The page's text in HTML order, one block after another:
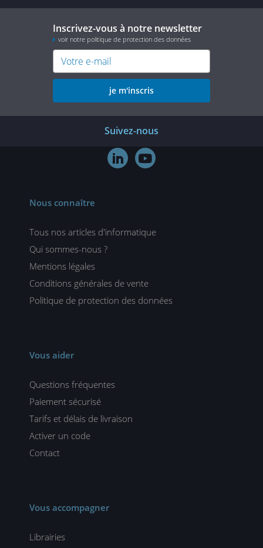
Inscrivez-vous à notre newsletter
voir notre politique de protection des données
je m'inscris
Suivez-nous
 
Nous connaître
Tous nos articles d'informatique
Qui sommes-nous ?
Mentions légales
Conditions générales de vente
Politique de protection des données
Vous aider
Questions fréquentes
Paiement sécurisé
Tarifs et délais de livraison
Activer un code
Contact
Vous accompagner
Librairies